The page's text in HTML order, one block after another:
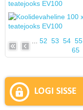
52 53 54 55
65
LOGI SISSE